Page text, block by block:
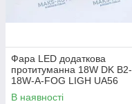
Фара LED додаткова
протитуманна 18W DK B2-
18W-A-FOG LIGH UA56
В наявності